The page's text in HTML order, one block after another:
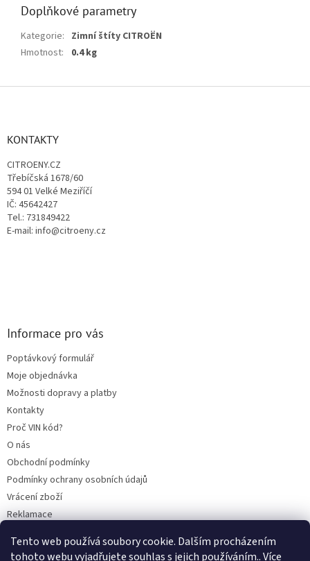
Tento web používá soubory cookie. Dalším procházením
tohoto webu vyjadřujete souhlas s jejich používáním.. Více
Doplňkové parametry
Kategorie: Zimní štíty CITROËN
Hmotnost: 0.4 kg
KONTAKTY
CITROENY.CZ
Třebíčská 1678/60
594 01 Velké Meziříčí
IČ: 45642427
Tel.: 731849422
E-mail: info@citroeny.cz
Informace pro vás
Poptávkový formulář
Moje objednávka
Možnosti dopravy a platby
Kontakty
Proč VIN kód?
O nás
Obchodní podmínky
Podmínky ochrany osobních údajů
Vrácení zboží
Reklamace
BLOG